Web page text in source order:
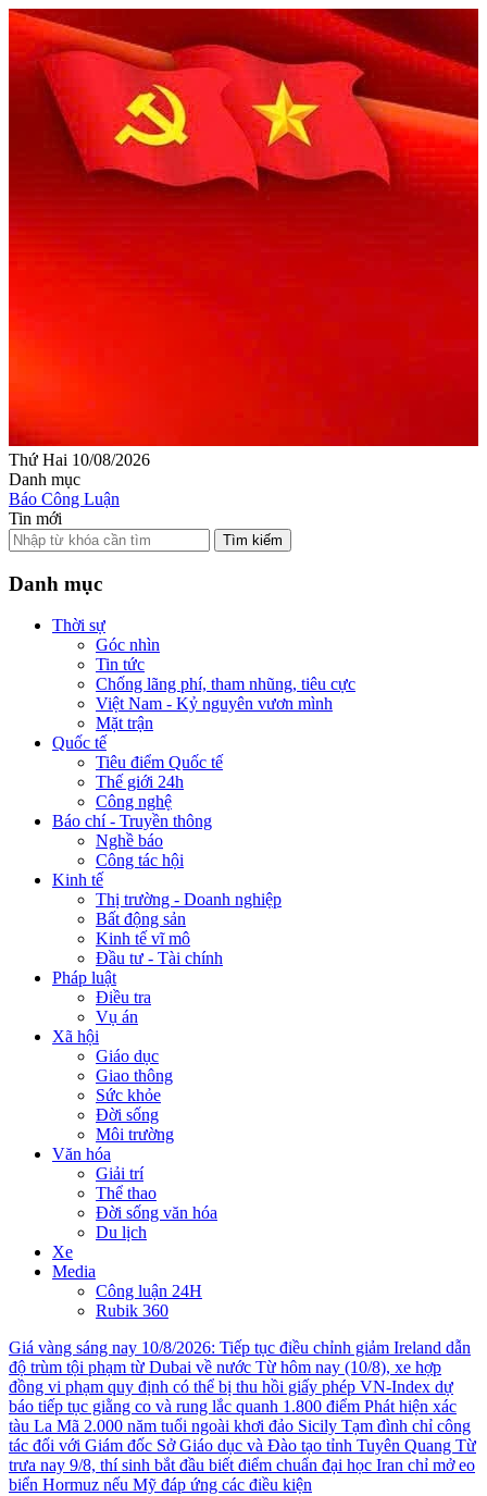
Thứ Hai 10/08/2026
Danh mục
Báo Công Luận
Tin mới
Tìm kiếm
Danh mục
Thời sự
Góc nhìn
Tin tức
Chống lãng phí, tham nhũng, tiêu cực
Việt Nam - Kỷ nguyên vươn mình
Mặt trận
Quốc tế
Tiêu điểm Quốc tế
Thế giới 24h
Công nghệ
Báo chí - Truyền thông
Nghề báo
Công tác hội
Kinh tế
Thị trường - Doanh nghiệp
Bất động sản
Kinh tế vĩ mô
Đầu tư - Tài chính
Pháp luật
Điều tra
Vụ án
Xã hội
Giáo dục
Giao thông
Sức khỏe
Đời sống
Môi trường
Văn hóa
Giải trí
Thể thao
Đời sống văn hóa
Du lịch
Xe
Media
Công luận 24H
Rubik 360
Giá vàng sáng nay 10/8/2026: Tiếp tục điều chỉnh giảm Ireland dẫn
độ trùm tội phạm từ Dubai về nước Từ hôm nay (10/8), xe hợp
đồng vi phạm quy định có thể bị thu hồi giấy phép VN-Index dự
báo tiếp tục giằng co và rung lắc quanh 1.800 điểm Phát hiện xác
tàu La Mã 2.000 năm tuổi ngoài khơi đảo Sicily Tạm đình chỉ công
tác đối với Giám đốc Sở Giáo dục và Đào tạo tỉnh Tuyên Quang Từ
trưa nay 9/8, thí sinh bắt đầu biết điểm chuẩn đại học Iran chỉ mở eo
biển Hormuz nếu Mỹ đáp ứng các điều kiện